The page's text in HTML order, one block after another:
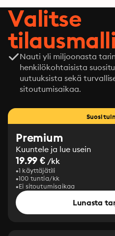
Valitse
Nauti yli miljoonasta
henkilökohtaisista
uutuuksista sekä
sitoutumisaikaa.
Suosituin
Premium
Kuuntele ja lue usein
19.99 € /kk
1 käyttäjätili
100 tuntia/kk
Ei sitoutumisaikaa
Lunasta